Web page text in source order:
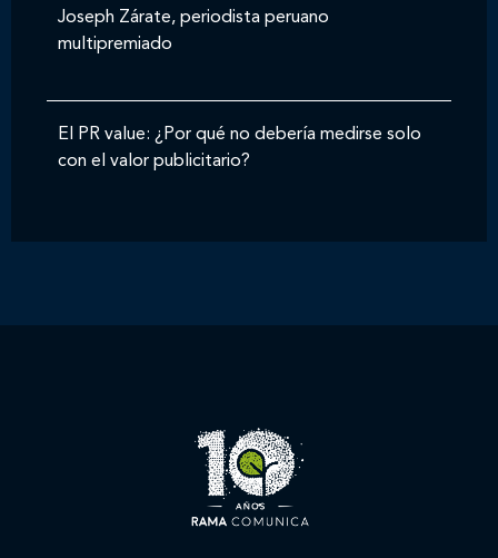
Joseph Zárate, periodista peruano
multipremiado
El PR value: ¿Por qué no debería medirse solo
con el valor publicitario?